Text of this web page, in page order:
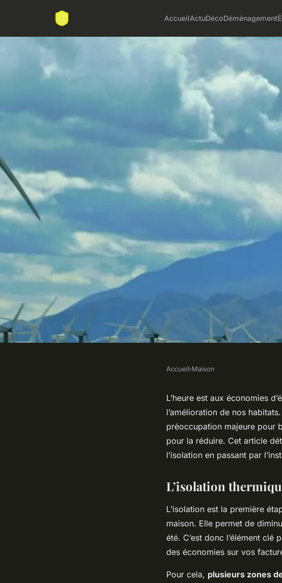
AccueilActuDécoDéménagement
Quelles solutions pour
consommation
Accueil›Maison
L’heure est aux économies
l’amélioration de nos
préoccupation majeure pour
pour la réduire. Cet article
l’isolation en passant par
L’isolation
L’isolation est la première
maison. Elle permet de
été. C’est donc l’élément
des économies sur vos
Pour cela, plusieurs zones